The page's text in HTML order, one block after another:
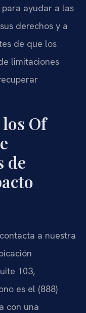
para ayudar a las
derechos y a
de que los
limitaciones
Of
de
a nuestra
103,
es el (888)
con una